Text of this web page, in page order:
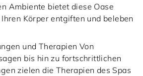
Ambiente bietet diese Oase
Körper entgiften und beleben
und Therapien Von
bis hin zu fortschrittlichen
zielen die Therapien des Spas